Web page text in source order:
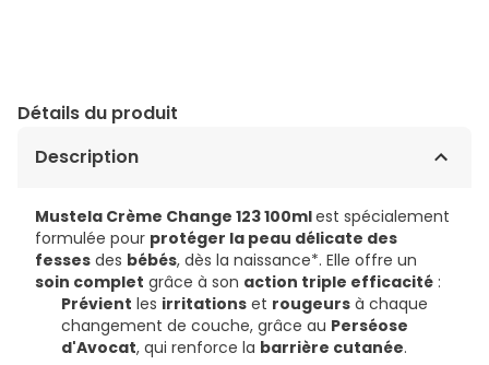
Détails du produit
Description
Mustela Crème Change 123 100mlest spécialement
formulée pour protéger la peau délicate des
fesses des bébés, dès la naissance*. Elle offre un
soin complet grâce à son action triple efficacité :
Prévient les irritations et rougeurs à chaque
changement de couche, grâce au Perséose
d'Avocat, qui renforce la barrière cutanée.